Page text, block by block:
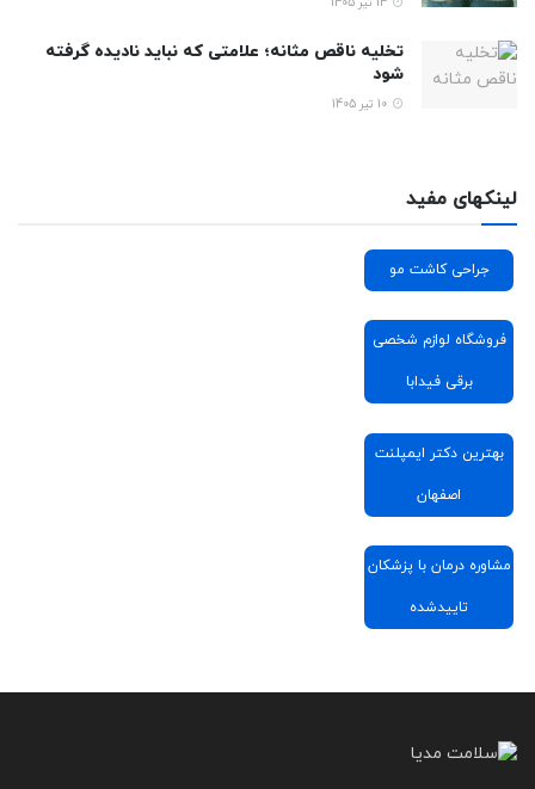
تخلیه ناقص مثانه؛ علامتی که نباید نادیده گرفته
شود
لینکهای مفید
جراحی کاشت مو
فروشگاه لوازم شخصی
برقی فیدابا
بهترین دکتر ایمپلنت
اصفهان
مشاوره درمان با پزشکان
تاییدشده